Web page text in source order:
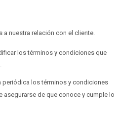
a nuestra relación con el cliente.
los términos y condiciones que
periódica los términos y condiciones
asegurarse de que conoce y cumple lo